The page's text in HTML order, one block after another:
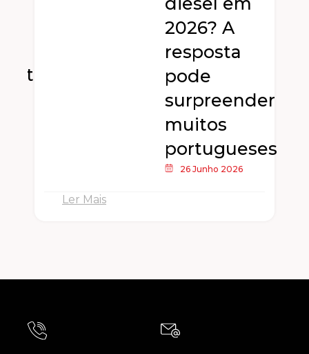
2026? A
resposta
pode
surpreender
muitos
portugueses
26 Junho 2026
Ler Mais